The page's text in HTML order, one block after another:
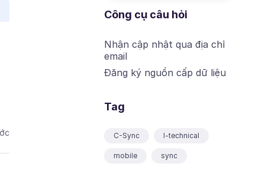
Công cụ câu hỏi
Nhận cập nhật qua địa chỉ
email
Đăng ký nguồn cấp dữ liệu
Tag
C-Sync I-technical
mobile sync